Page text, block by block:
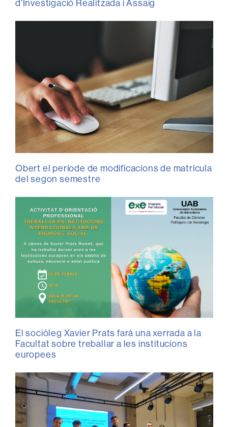
d'Investigació Realitzada i Assaig
Obert el període de modificacions de matrícula
del segon semestre
El sociòleg Xavier Prats farà una xerrada a la
Facultat sobre treballar a les institucions
europees